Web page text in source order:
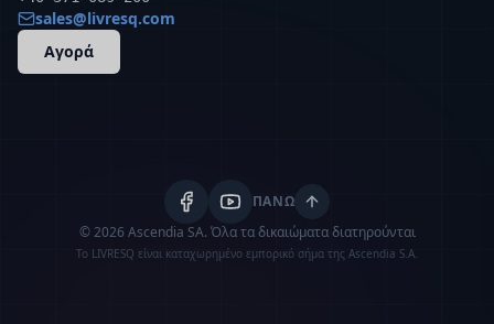
sales@livresq.com
Αγορά
ΠΆΝΩ
© 2026 Ascendia SA. Όλα τα δικαιώματα διατηρούνται
Το LIVRESQ είναι καταχωρημένο εμπορικό σήμα της Ascendia S.A.